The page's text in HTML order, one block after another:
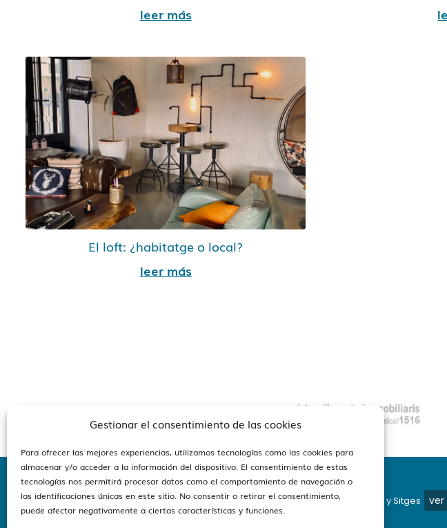
Gestionar el consentimiento de las cookies
Para ofrecer las mejores experiencias, utilizamos tecnologías como las cookies para
almacenar y/o acceder a la información del dispositivo. El consentimiento de estas
tecnologías nos permitirá procesar datos como el comportamiento de navegación o
las identificaciones únicas en este sitio. No consentir o retirar el consentimiento,
puede afectar negativamente a ciertas características y funciones.
leer más
El loft: ¿habitatge o local?
leer más
Estamos en Barcelona y Sitges ver